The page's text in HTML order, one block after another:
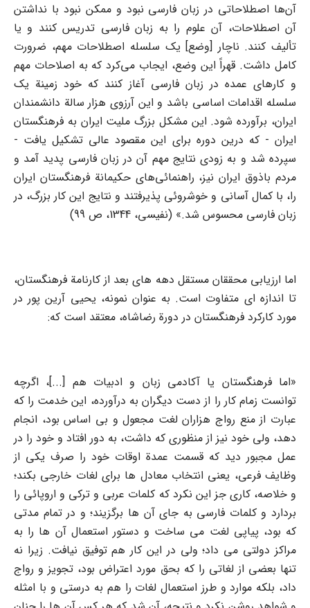
آن‌ها اصطلاحاتی در زبان فارسی نبود و ممکن نبود با نداشتن
آن اصطلاحات، آن علوم را به زبان فارسی تدریس کنند و یا
تألیف کنند. ناچار [وضع] یک سلسله اصطلاحات مهم، ضرورت
کامل داشت. قهراً این وضع، ایجاب می‌کرد که به اصلاحات مهم
و کارهای عمده در زبان فارسی آغاز کنند که خود زمینة یک
سلسله اقدامات اساسی باشد و این آرزوی هزار سالة دانشمندان
ایران، برآورده شود. این مشکل بزرگ ملیت ایران به فرهنگستان
ایران - که درین دوره برای این مقصود عالی تشکیل یافت -
سپرده شد و به زودی نتایج مهم آن در زبان فارسی پدید آمد و
مردم باذوق ایران نیز، راهنمائی‌های حکیمانة فرهنگستان ایران
را، با کمال آسانی و خوشروئی پذیرفتند و نتایج این کار بزرگ، در
زبان فارسی محسوس شد.» (نفیسی، 1344، ص 99)
اما ارزیابی محققان مستقل دهه های بعد از کارنامة فرهنگستان،
تا اندازه ای متفاوت است. به عنوان نمونه، یحیی آرین پور در
مورد کارکرد فرهنگستان در دورة رضاشاه، معتقد است که:
«اما فرهنگستان یا آکادمی زبان و ادبیات هم [...]، اگرچه
توانست زمام کار را از دست دیگران به درآورده، این خدمت را که
عبارت از منع رواج هزاران لغت مجعول و بی اساس بود، انجام
دهد، ولی خود نیز از منظوری که داشت، به دور افتاد و خود را در
عمل مجبور دید که قسمت عمدة اوقات خود را صرف یکی از
وظایف فرعی، یعنی انتخاب معادل ها برای لغات خارجی بکند؛
و خلاصه، کاری جز این نکرد که کلمات عربی و ترکی و اروپائی را
بردارد و کلمات فارسی به جای آن ها برگزیند؛ و در تمام مدتی
که بود، پیاپی لغت می ساخت و دستور استعمال آن ها را به
مراکز دولتی می داد؛ ولی در این کار هم توفیق نیافت. زیرا نه
تنها بعضی از لغاتی را که بحق مورد اعتراض بود، تجویز و رواج
داد، بلکه موارد و طرز استعمال لغات را هم به درستی و با امثله